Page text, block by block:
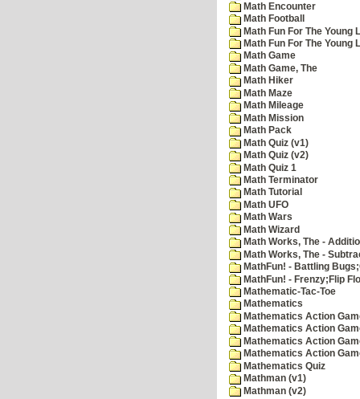
Math Encounter
Math Football
Math Fun For The Young
Math Fun For The Young
Math Game
Math Game, The
Math Hiker
Math Maze
Math Mileage
Math Mission
Math Pack
Math Quiz (v1)
Math Quiz (v2)
Math Quiz 1
Math Terminator
Math Tutorial
Math UFO
Math Wars
Math Wizard
Math Works, The -
Math Works, The -
MathFun! - Battling
MathFun! - Frenzy;Flip
Mathematic-Tac-Toe
Mathematics
Mathematics Action
Mathematics Action
Mathematics Action
Mathematics Action
Mathematics Quiz
Mathman (v1)
Mathman (v2)